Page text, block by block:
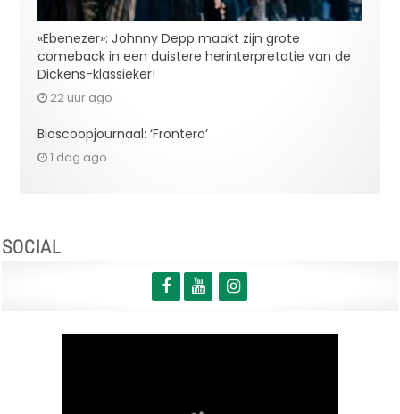
«Ebenezer»: Johnny Depp maakt zijn grote
comeback in een duistere herinterpretatie van de
Dickens-klassieker!
22 uur ago
Bioscoopjournaal: ‘Frontera’
1 dag ago
SOCIAL